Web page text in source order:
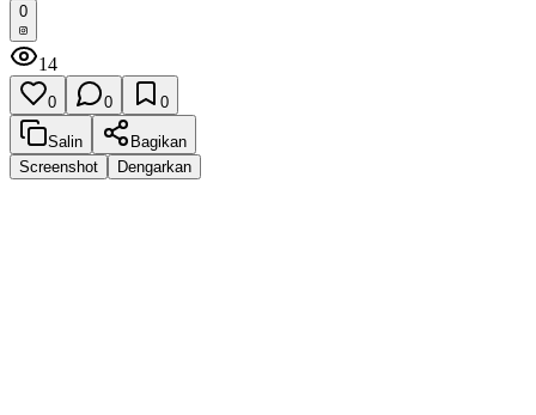
0
14
0 0 0
Salin
Bagikan
Screenshot
Dengarkan